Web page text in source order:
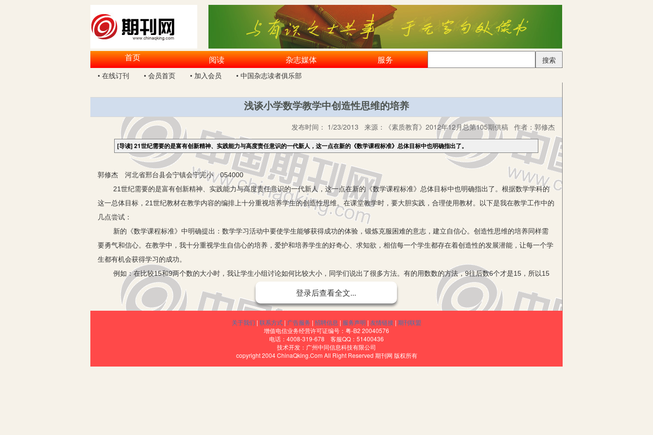
首页 阅读 杂志媒体 服务
搜索
• 在线订刊
• 会员首页 • 加入会员 • 中国杂志读者俱乐部
浅谈小学数学教学中创造性思维的培养
发布时间： 1/23/2013 来源： 《素质教育》2012年12月总第105期供稿 作者： 郭修杰
[导读]21世纪需要的是富有创新精神、实践能力与高度责任意识的一代新人，这一点在新的《数学课程标准》总体目标中也明确指出了。
郭修杰 河北省邢台县会宁镇会宁完小 054000
21世纪需要的是富有创新精神、实践能力与高度责任意识的一代新人，这一点在新的《数学课程标准》总体目标中也明确指出了。根据数学学科的
这一总体目标，21世纪教材在教学内容的编排上十分重视培养学生的创造性思维。在课堂教学时，要大胆实践，合理使用教材。以下是我在教学工作中的
几点尝试：
新的《数学课程标准》中明确提出：数学学习活动中要使学生能够获得成功的体验，锻炼克服困难的意志，建立自信心。创造性思维的培养同样需
要勇气和信心。在教学中，我十分重视学生自信心的培养，爱护和培养学生的好奇心、求知欲，相信每一个学生都存在着创造性的发展潜能，让每一个学
生都有机会获得学习的成功。
例如：在比较15和9两个数的大小时，我让学生小组讨论如何比较大小，同学们说出了很多方法。有的用数数的方法，9往后数6个才是15，所以15
大于9；有的认为9再添上6才是15，所以15大于9；有的说15是两位数，9是一位数，所以15大于9。有一个学生的想法十分独特，他在9的前面加上1个
0，这时15十位上的1比0大，所以15大于9。许多学生对他的想法大为不解，我也觉得这样做简直就是画蛇添足，但转念一想，这不正是同位数比较大小
学生从此有勇气和信心战胜困难，勇于说出与他人不同的见解。
教师要使学生敢于思考、善于思考，帮助学生自主学习，保护学生的探索精神和创造性思维，创设轻松、愉快、活跃的课堂氛围，为学生潜能的充
分开发营造宽松的环境。宽松、和谐、自由、平等、竞争的环境，有利于激发学生的思维和灵感，更易于对知识的创新。
登录后查看全文...
关于我们 | 联系方式 | 广告服务 | 招聘信息 | 服务声明 | 友情链接 | 期刊联盟
增值电信业务经营许可证编号：粤-B2 20040576
电话：4008-319-678 客服QQ：51400436
技术开发：广州中同信息科技有限公司
copyright 2004 ChinaQking.Com All Right Reserved 期刊网 版权所有